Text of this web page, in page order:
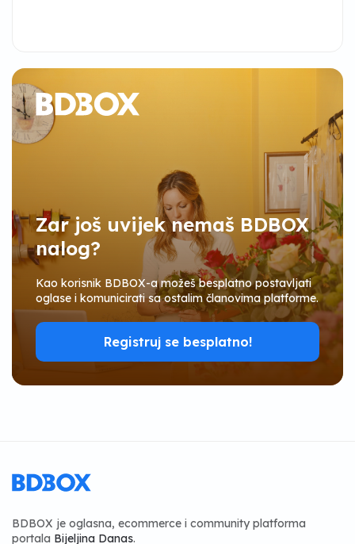
Zar još uvijek nemaš BDBOX
nalog?
Kao korisnik BDBOX-a možeš besplatno postavljati
oglase i komunicirati sa ostalim članovima platforme.
Registruj se besplatno!
BDBOX je oglasna, ecommerce i community platforma
portala Bijeljina Danas.